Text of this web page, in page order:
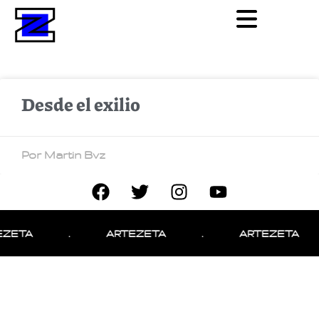
Desde el exilio
Por Martin Bvz
ARTEZETA ARTEZETA